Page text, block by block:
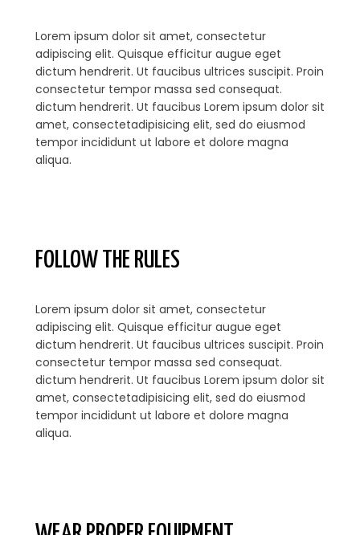
Lorem ipsum dolor sit amet, consectetur
adipiscing elit. Quisque efficitur augue eget
dictum hendrerit. Ut faucibus ultrices suscipit. Proin
consectetur tempor massa sed consequat.
dictum hendrerit. Ut faucibus Lorem ipsum dolor sit
amet, consectetadipisicing elit, sed do eiusmod
tempor incididunt ut labore et dolore magna
aliqua.
FOLLOW THE RULES
Lorem ipsum dolor sit amet, consectetur
adipiscing elit. Quisque efficitur augue eget
dictum hendrerit. Ut faucibus ultrices suscipit. Proin
consectetur tempor massa sed consequat.
dictum hendrerit. Ut faucibus Lorem ipsum dolor sit
amet, consectetadipisicing elit, sed do eiusmod
tempor incididunt ut labore et dolore magna
aliqua.